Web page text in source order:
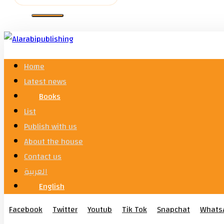
Home
Latest news
Books
List
Publish with us
About the house
Contact us
العربية
English
Facebook
Twitter Youtub Tik Tok Snapchat